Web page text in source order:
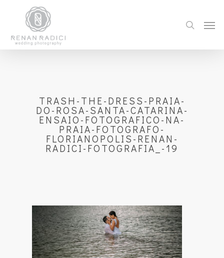
TRASH-THE-DRESS-PRAIA-
DO-ROSA-SANTA-CATARINA-
ENSAIO-FOTOGRAFICO-NA-
PRAIA-FOTOGRAFO-
FLORIANOPOLIS-RENAN-
RADICI-FOTOGRAFIA_-19